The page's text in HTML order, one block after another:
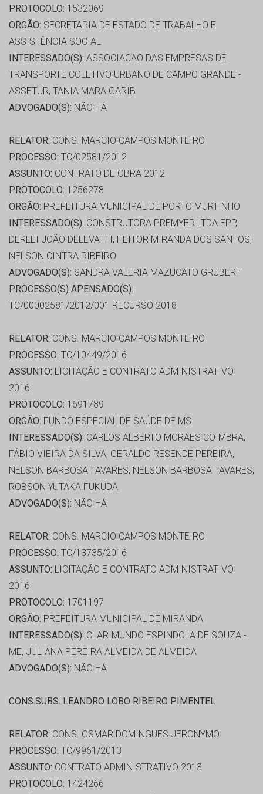
PROTOCOLO: 1532069
ORGÃO: SECRETARIA DE ESTADO DE TRABALHO E
ASSISTÊNCIA SOCIAL
INTERESSADO(S): ASSOCIACAO DAS EMPRESAS DE
TRANSPORTE COLETIVO URBANO DE CAMPO GRANDE -
ASSETUR, TANIA MARA GARIB
ADVOGADO(S): NÃO HÁ
RELATOR: CONS. MARCIO CAMPOS MONTEIRO
PROCESSO: TC/02581/2012
ASSUNTO: CONTRATO DE OBRA 2012
PROTOCOLO: 1256278
ORGÃO: PREFEITURA MUNICIPAL DE PORTO MURTINHO
INTERESSADO(S): CONSTRUTORA PREMYER LTDA EPP,
DERLEI JOÃO DELEVATTI, HEITOR MIRANDA DOS SANTOS,
NELSON CINTRA RIBEIRO
ADVOGADO(S): SANDRA VALERIA MAZUCATO GRUBERT
PROCESSO(S) APENSADO(S):
TC/00002581/2012/001 RECURSO 2018
RELATOR: CONS. MARCIO CAMPOS MONTEIRO
PROCESSO: TC/10449/2016
ASSUNTO: LICITAÇÃO E CONTRATO ADMINISTRATIVO
2016
PROTOCOLO: 1691789
ORGÃO: FUNDO ESPECIAL DE SAÚDE DE MS
INTERESSADO(S): CARLOS ALBERTO MORAES COIMBRA,
FÁBIO VIEIRA DA SILVA, GERALDO RESENDE PEREIRA,
NELSON BARBOSA TAVARES, NELSON BARBOSA TAVARES,
ROBSON YUTAKA FUKUDA
ADVOGADO(S): NÃO HÁ
RELATOR: CONS. MARCIO CAMPOS MONTEIRO
PROCESSO: TC/13735/2016
ASSUNTO: LICITAÇÃO E CONTRATO ADMINISTRATIVO
2016
PROTOCOLO: 1701197
ORGÃO: PREFEITURA MUNICIPAL DE MIRANDA
INTERESSADO(S): CLARIMUNDO ESPINDOLA DE SOUZA -
ME, JULIANA PEREIRA ALMEIDA DE ALMEIDA
ADVOGADO(S): NÃO HÁ
CONS.SUBS. LEANDRO LOBO RIBEIRO PIMENTEL
RELATOR: CONS. OSMAR DOMINGUES JERONYMO
PROCESSO: TC/9961/2013
ASSUNTO: CONTRATO ADMINISTRATIVO 2013
PROTOCOLO: 1424266